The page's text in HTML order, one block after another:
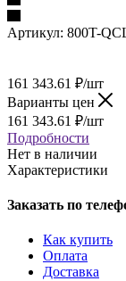
Артикул: 800T-
161 343.61 ₽/шт
Варианты цен
161 343.61 ₽/шт
Подробности
Нет в наличии
Характеристики
Заказать по
Как купить
Оплата
Доставка